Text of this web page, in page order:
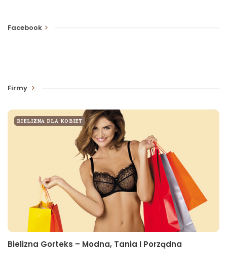
Facebook
Firmy
BIELIZNA DLA KOBIET
Bielizna Gorteks – Modna, Tania I Porządna